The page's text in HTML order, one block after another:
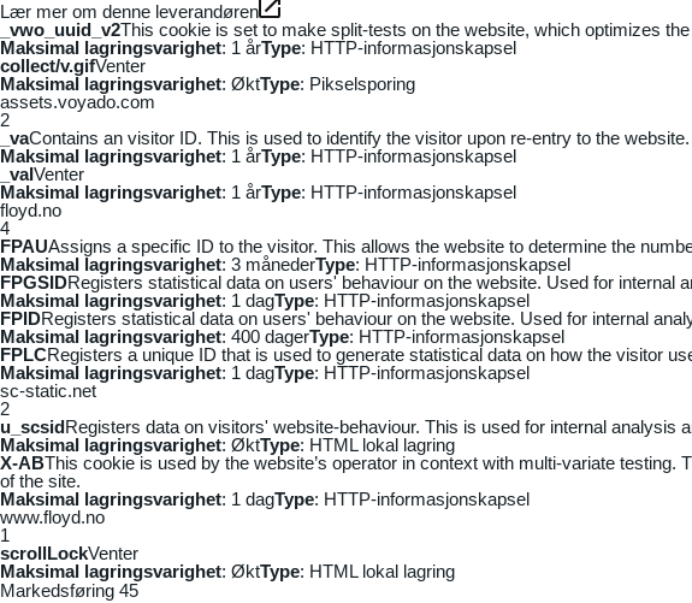
Lær mer om denne leverandøren
_vwo_uuid_v2This cookie is set to make split-tests on the website, which optimizes
Maksimal lagringsvarighet: 1 årType: HTTP-informasjonskapsel
collect/v.gifVenter
Maksimal lagringsvarighet: ØktType: Pikselsporing
assets.voyado.com
2
_vaContains an visitor ID. This is used to identify the visitor upon re-entry to the website.
Maksimal lagringsvarighet: 1 årType: HTTP-informasjonskapsel
_vaIVenter
Maksimal lagringsvarighet: 1 årType: HTTP-informasjonskapsel
floyd.no
4
FPAUAssigns a specific ID to the visitor. This allows the website to determine the
Maksimal lagringsvarighet: 3 månederType: HTTP-informasjonskapsel
FPGSIDRegisters statistical data on users' behaviour on the website. Used for internal
Maksimal lagringsvarighet: 1 dagType: HTTP-informasjonskapsel
FPIDRegisters statistical data on users' behaviour on the website. Used for internal
Maksimal lagringsvarighet: 400 dagerType: HTTP-informasjonskapsel
FPLCRegisters a unique ID that is used to generate statistical data on how the visitor
Maksimal lagringsvarighet: 1 dagType: HTTP-informasjonskapsel
sc-static.net
2
u_scsidRegisters data on visitors' website-behaviour. This is used for internal analysis
Maksimal lagringsvarighet: ØktType: HTML lokal lagring
X-ABThis cookie is used by the website’s operator in context with multi-variate
of the site.
Maksimal lagringsvarighet: 1 dagType: HTTP-informasjonskapsel
www.floyd.no
1
scrollLockVenter
Maksimal lagringsvarighet: ØktType: HTML lokal lagring
Markedsføring 45